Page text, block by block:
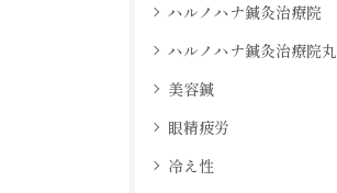
ハルノハナ鍼灸治療院
ハルノハナ鍼灸治療院
美容鍼
眼精疲労
冷え性